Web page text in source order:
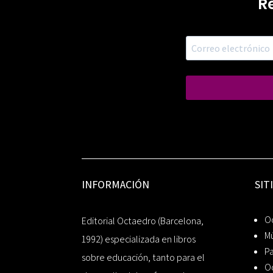
INFORMACIÓN
Editorial Octaedro (Barcelona,
1992) especializada en libros
sobre educación, tanto para el